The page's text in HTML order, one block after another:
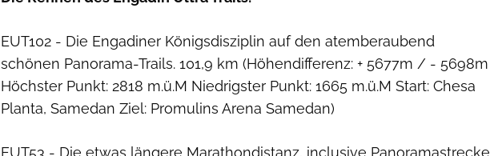
EUT102 - Die Engadiner Königsdisziplin auf den atemberaubend
schönen Panorama-Trails. 101,9 km (Höhendifferenz: + 5677m / - 5698m
Höchster Punkt: 2818 m.ü.M Niedrigster Punkt: 1665 m.ü.M Start: Chesa
Planta, Samedan Ziel: Promulins Arena Samedan)
EUT53 - Die etwas längere Marathondistanz, inclusive Panoramastrecke